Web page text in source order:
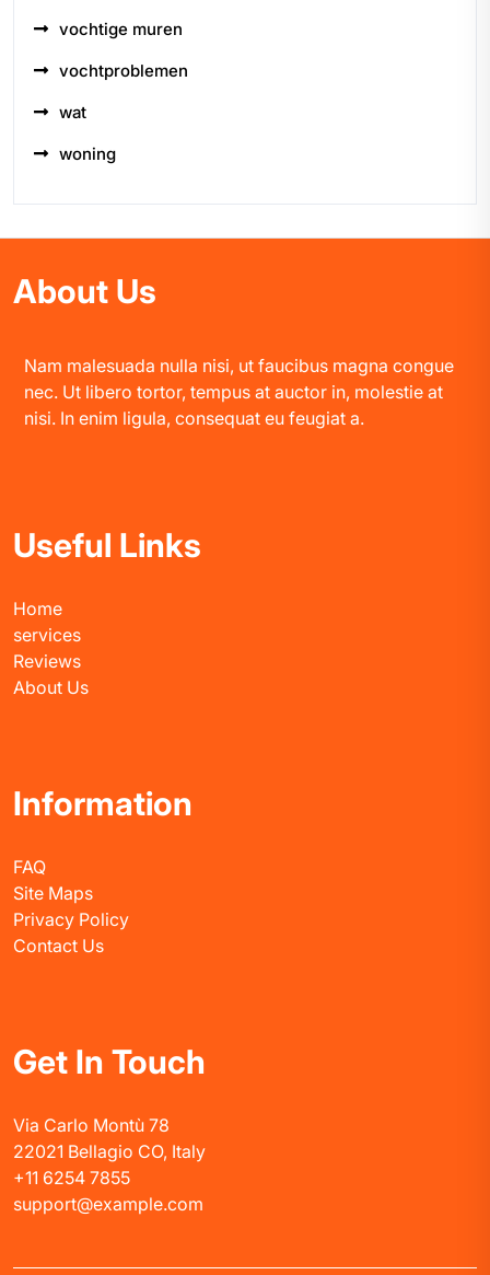
vochtige muren
vochtproblemen
wat
woning
About Us
Nam malesuada nulla nisi, ut faucibus magna congue
nec. Ut libero tortor, tempus at auctor in, molestie at
nisi. In enim ligula, consequat eu feugiat a.
Useful Links
Home
services
Reviews
About Us
Information
FAQ
Site Maps
Privacy Policy
Contact Us
Get In Touch
Via Carlo Montù 78
22021 Bellagio CO, Italy
+11 6254 7855
support@example.com